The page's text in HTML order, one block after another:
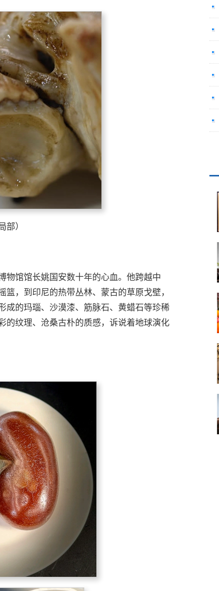
部）
物馆馆长姚国安数十年的心血。他跨越中
，到印尼的热带丛林、蒙古的草原戈壁，
成的玛瑙、沙漠漆、筋脉石、黄蜡石等珍稀
的纹理、沧桑古朴的质感，诉说着地球演化